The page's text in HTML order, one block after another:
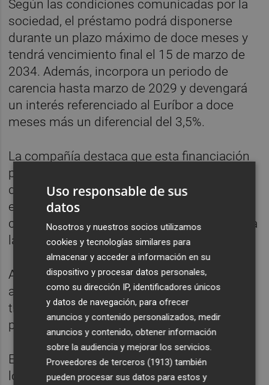
Según las condiciones comunicadas por la
sociedad, el préstamo podrá disponerse
durante un plazo máximo de doce meses y
tendrá vencimiento final el 15 de marzo de
2034. Además, incorpora un periodo de
carencia hasta marzo de 2029 y devengará
un interés referenciado al Euríbor a doce
meses más un diferencial del 3,5%.
La compañía destaca que esta financiación
permitirá reforzar su estructura financiera y
dotarse de recursos adicionales para
ejecutar sus planes de crecimiento en unas
condiciones de plazo y carencia adaptadas a
las necesidades del proyecto empresarial.
Asimismo, Endurance Motive señala que la
aprobación de la operación se ha producido
tras el análisis de su plan de negocio por
parte del IVF y de un tercero independiente.
Esta nueva inyección de recursos se suma a
los 1,625 millones de euros obtenidos
Uso responsable de sus
datos
Nosotros y nuestros socios utilizamos
cookies y tecnologías similares para
almacenar y acceder a información en su
dispositivo y procesar datos personales,
como su dirección IP, identificadores únicos
y datos de navegación, para ofrecer
anuncios y contenido personalizados, medir
anuncios y contenido, obtener información
sobre la audiencia y mejorar los servicios.
Proveedores de terceros (1913) también
pueden procesar sus datos para estos y